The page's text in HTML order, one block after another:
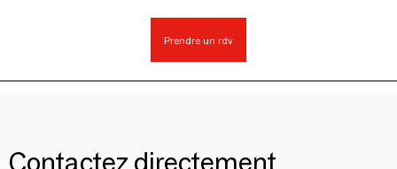
Prendre un rdv